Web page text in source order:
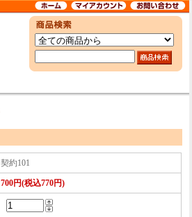
契約101
700円(税込770円)